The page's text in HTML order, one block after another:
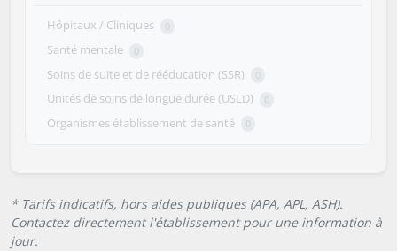
Hôpitaux / Cliniques 0
Santé mentale 0
Soins de suite et de rééducation (SSR) 0
Unités de soins de longue durée (USLD) 0
Organismes établissement de santé 0
* Tarifs indicatifs, hors aides publiques (APA, APL, ASH).
Contactez directement l'établissement pour une information à
jour.